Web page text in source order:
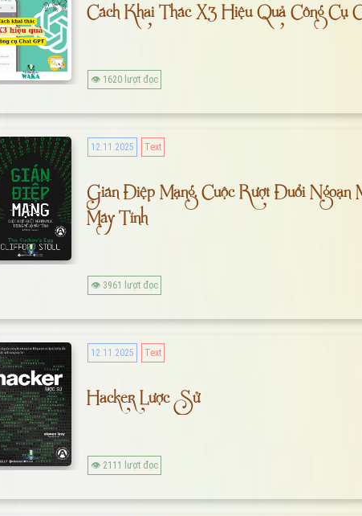
Cách Khai Thác X3 Hiệu Quả Công Cụ
👁 1620 lượt đọc
12.11.2025 Text
Gián Điệp Mạng, Cuộc Rượt Đuổi Ngoạn
Máy Tính
👁 3961 lượt đọc
12.11.2025 Text
Hacker Lược Sử
👁 2111 lượt đọc